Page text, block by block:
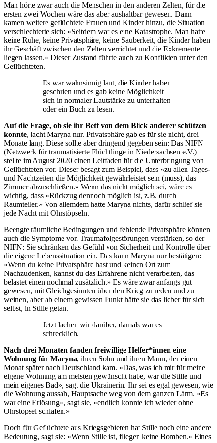
Man hörte zwar auch die Menschen in den anderen Zelten, für die
ersten zwei Wochen wäre das aber aushaltbar gewesen. Dann
kamen weitere geflüchtete Frauen und Kinder hinzu, die Situation
verschlechterte sich: «Seitdem war es eine Katastrophe. Man hatte
keine Ruhe, keine Privatsphäre, keine Sauberkeit, die Kinder haben
ihr Geschäft zwischen den Zelten verrichtet und die Exkremente
liegen lassen.» Dieser Zustand führte auch zu Konflikten unter den
Geflüchteten.
Es war wahnsinnig laut, die Kinder haben
geschrien und es gab keine Möglichkeit
sich in normaler Lautstärke zu unterhalten
oder ein Buch zu lesen.
Auf die Frage, ob sie ihr Bett von dem Blick anderer schützen
konnte, lacht Maryna nur. Privatsphäre gab es für sie nicht, drei
Monate lang. Diese sollte aber dringend gegeben sein: Das NIFN
(Netzwerk für traumatisierte Flüchtlinge in Niedersachsen e.V.)
stellte im August 2020 einen Leitfaden für die Unterbringung von
Geflüchteten vor. Dieser besagt zum Beispiel, dass «zu allen Tages-
und Nachtzeiten die Möglichkeit gewährleistet sein (muss), das
Zimmer abzuschließen.» Wenn das nicht möglich sei, wäre es
wichtig, dass «Rückzug dennoch möglich ist, z.B. durch
Raumteiler.» Von allemdem hatte Maryna nichts, dafür schlief sie
jede Nacht mit Ohrstöpseln.
Beengte räumliche Bedingungen und fehlende Privatsphäre können
auch die Symptome von Traumafolgestörungen verstärken, so der
NIFN: Sie schränken das Gefühl von Sicherheit und Kontrolle über
die eigene Lebenssituation ein. Das kann Maryna nur bestätigen:
«Wenn du keine Privatsphäre hast und keinen Ort zum
Nachzudenken, kannst du das Erfahrene nicht verarbeiten, das
belastet einen nochmal zusätzlich.» Es wäre zwar anfangs gut
gewesen, mit Gleichgesinnten über den Krieg zu reden und zu
weinen, aber ab einem gewissen Punkt hätte sie das lieber für sich
selbst, in Stille getan.
Jetzt lachen wir darüber, damals war es
schrecklich.
Nach drei Monaten fanden freiwillige Helfer*innen eine
Wohnung für Maryna, ihren Sohn und ihren Mann, der einen
Monat später nach Deutschland kam. «Das, was ich mir für meine
eigene Wohnung am meisten gewünscht habe, war die Stille und
mein eigenes Bad», sagt die Ukrainerin. Ihr sei es egal gewesen, wie
die Wohnung aussah, Hauptsache weg von dem ganzen Lärm. «Es
war eine Erlösung», sagt sie, «endlich konnte ich wieder ohne
Ohrstöpsel schlafen.»
Doch für Geflüchtete aus Kriegsgebieten hat Stille noch eine andere
Bedeutung, sagt sie: «Wenn Stille ist, fliegen keine Bomben.» Eines